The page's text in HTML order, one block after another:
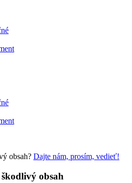
obsah? Dajte nám, prosím, vedieť!
obsah